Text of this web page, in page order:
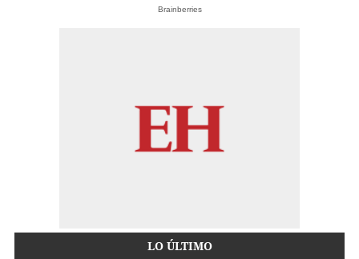
Brainberries
LO ÚLTIMO